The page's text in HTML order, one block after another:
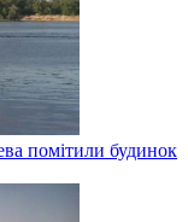
помітили будинок